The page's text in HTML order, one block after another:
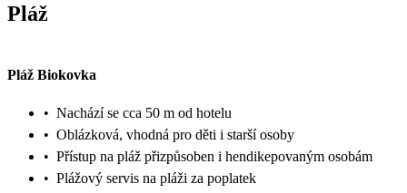
Pláž
Pláž Biokovka
• Nachází se cca 50 m od hotelu
• Oblázková, vhodná pro děti i starší osoby
• Přístup na pláž přizpůsoben i hendikepovaným osobám
• Plážový servis na pláži za poplatek